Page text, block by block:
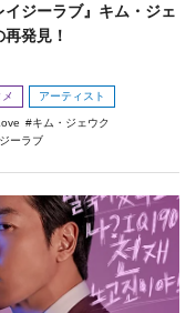
イジーラブ』キム・ジェ
再発見！
アーティスト
キム・ジェウク
ーラブ